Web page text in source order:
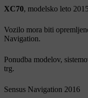
XC70, modelsko leto
Vozilo mora biti
Navigation.
Ponudba modelov,
trg.
Sensus Navigation 2016